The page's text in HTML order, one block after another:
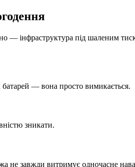
— інфраструктура під шаленим
— вона просто вимикається.
зникати.
не завжди витримує одночасне